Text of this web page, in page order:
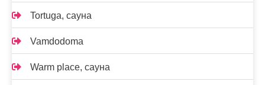
Tortuga, сауна
Vamdodoma
Warm place, сауна